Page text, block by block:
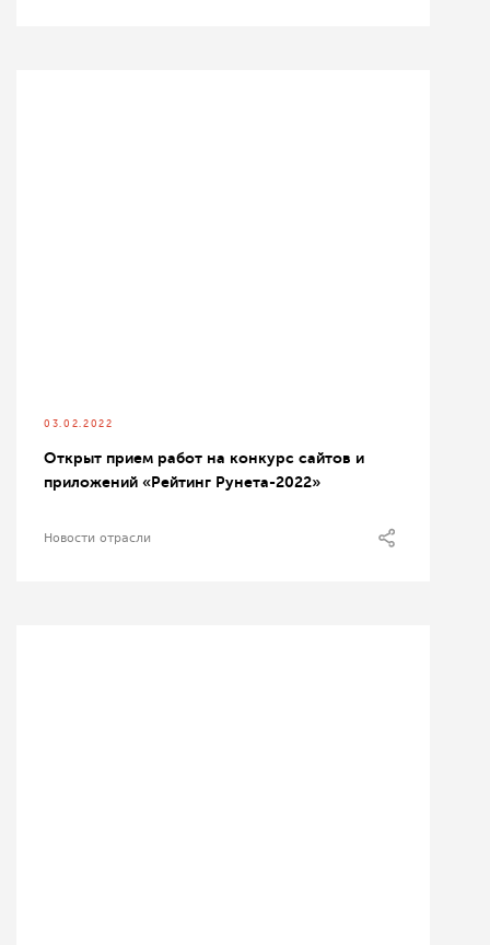
03.02.2022
Открыт прием работ на конкурс сайтов и
приложений «Рейтинг Рунета-2022»
Новости отрасли